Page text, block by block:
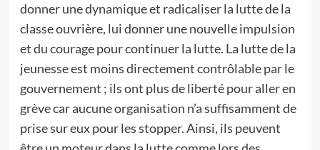
donner une dynamique et radicaliser la lutte de la
classe ouvrière, lui donner une nouvelle impulsion
et du courage pour continuer la lutte. La lutte de la
jeunesse est moins directement contrôlable par le
gouvernement ; ils ont plus de liberté pour aller en
grève car aucune organisation n’a suffisamment de
prise sur eux pour les stopper. Ainsi, ils peuvent